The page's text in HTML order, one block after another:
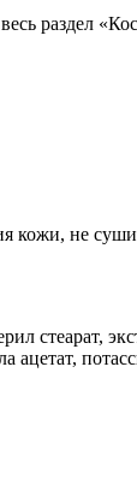
раздел
кожи, не
стеарат,